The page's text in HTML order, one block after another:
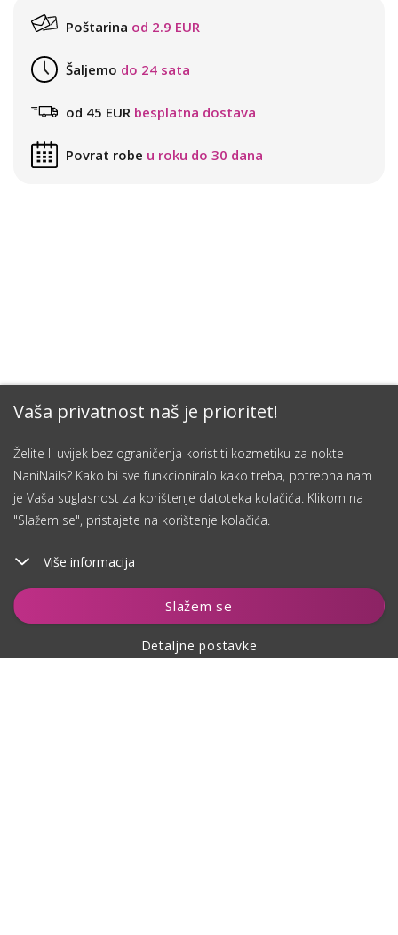
Vaša privatnost naš je prioritet!
Želite li uvijek bez ograničenja koristiti kozmetiku za nokte
NaniNails? Kako bi sve funkcioniralo kako treba, potrebna nam
je Vaša suglasnost za korištenje datoteka kolačića. Klikom na
"Slažem se", pristajete na korištenje kolačića.
Više informacija
Slažem se
Detaljne postavke
Dodaj u košaricu
Poštarina od 2.9 EUR
Šaljemo do 24 sata
od 45 EUR besplatna dostava
Povrat robe u roku do 30 dana